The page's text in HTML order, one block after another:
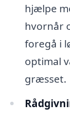
hjælpe
hvornår
foregå i
optimal
græsset.